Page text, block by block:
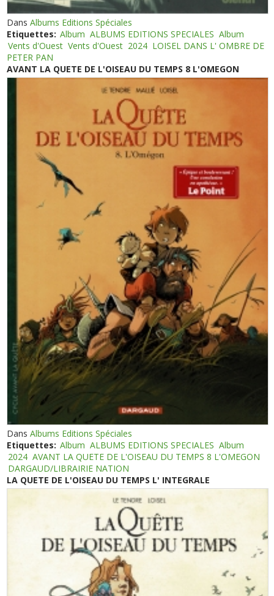
DansAlbums Editions Spéciales
Etiquettes: Album ALBUMS EDITIONS SPECIALES Album
Vents d'Ouest Vents d'Ouest 2024 LOISEL DANS L' OMBRE DE
PETER PAN
AVANT LA QUETE DE L'OISEAU DU TEMPS 8 L'OMEGON
DansAlbums Editions Spéciales
Etiquettes: Album ALBUMS EDITIONS SPECIALES Album
2024 AVANT LA QUETE DE L'OISEAU DU TEMPS 8 L'OMEGON
DARGAUD/LIBRAIRIE NATION
LA QUETE DE L'OISEAU DU TEMPS L' INTEGRALE